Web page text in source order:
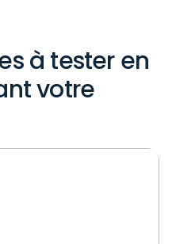
à tester en
votre